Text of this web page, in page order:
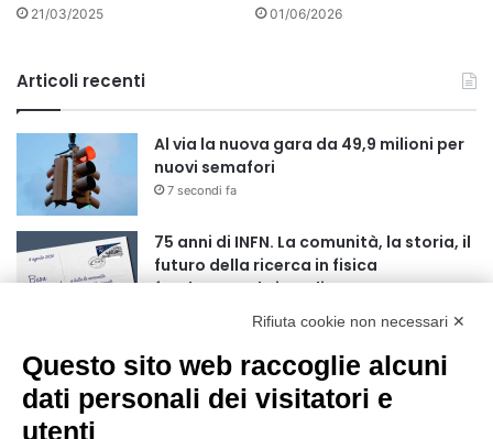
21/03/2025 01/06/2026
Articoli recenti
Al via la nuova gara da 49,9 milioni per
nuovi semafori
7 secondi fa
75 anni di INFN. La comunità, la storia, il
futuro della ricerca in fisica
fondamentale in Italia
oro iridato è azzurro
19 ore fa
Rifiuta cookie non necessari ✕
Questo sito web raccoglie alcuni
dati personali dei visitatori e
utenti